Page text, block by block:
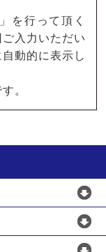
を行って頂く
入力いただい
動的に表示し
。